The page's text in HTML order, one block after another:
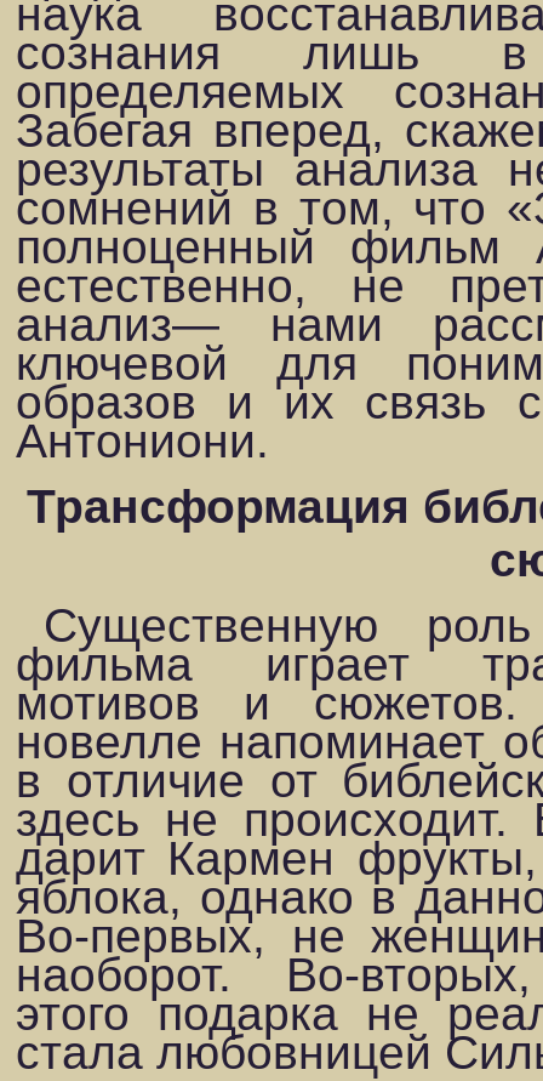
наука
сознания лишь в
определяемых
Забегая вперед,
результаты анализа
сомнений в том, что
полноценный фильм
естественно, не
анализ— нами
ключевой для
образов и их связь
Антониони.
Трансформация
Существенную
фильма играет
мотивов и
новелле на­поминает
в отличие от
здесь не
дарит Кар­мен
яблока, однако в
Во-первых, не
наоборот. Во-
этого подарка не
стала любовницей